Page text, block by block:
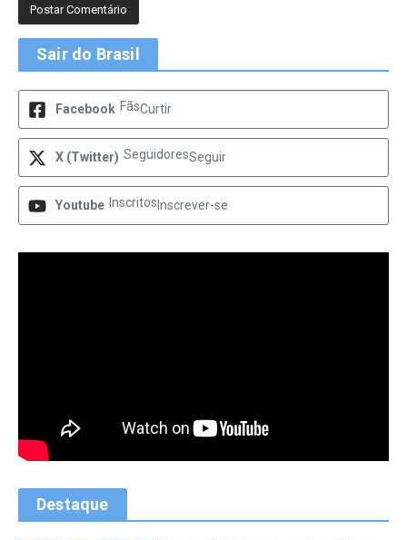
Sair do Brasil
Facebook FãsCurtir
X (Twitter) SeguidoresSeguir
Youtube Inscritos Inscrever-se
Destaque